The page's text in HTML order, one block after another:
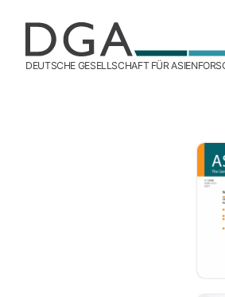
DEUTSCHE GESELLSCHAFT FÜR